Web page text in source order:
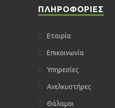
ΠΛΗΡΟΦΌΡΙΕΣ
Εταιρία
Επικοινωνία
Υπηρεσίες
Ανελκυστήρες
Θάλαμοι